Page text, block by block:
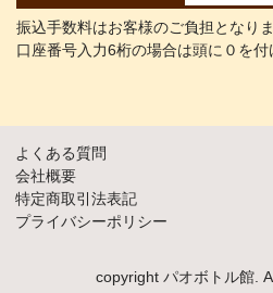
振込手数料はお客様のご負担となりま
口座番号入力6桁の場合は頭に０を付
よくある質問
会社概要
特定商取引法表記
プライバシーポリシー
copyright パオボトル館.